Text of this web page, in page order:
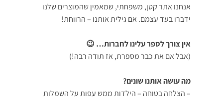
אנחנו אתר קטן, משפחתי, שמאמין שהמוצרים שלנו
ידברו בעד עצמם. אם גילית אותנו – הרווחת!
אין צורך לספר עלינו לחברות… 😉
(אבל אם את כבר מספרת, אז תודה רבה!)
מה עושה אותנו שונים?
– הצלחה בטוחה – הילדות ממש עפות על השמלות